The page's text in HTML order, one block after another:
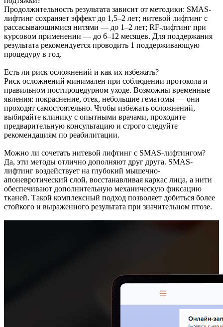
Продолжительность результата зависит от методики: SMAS-
лифтинг сохраняет эффект до 1,5–2 лет; нитевой лифтинг с
рассасывающимися нитями — до 1–2 лет; RF-лифтинг при
курсовом применении — до 6–12 месяцев. Для поддержания
результата рекомендуется проводить 1 поддерживающую
процедуру в год.
Есть ли риск осложнений и как их избежать?
Риск осложнений минимален при соблюдении протокола и
правильном постпроцедурном уходе. Возможны временные
явления: покраснение, отек, небольшие гематомы — они
проходят самостоятельно. Чтобы избежать осложнений,
выбирайте клинику с опытными врачами, проходите
предварительную консультацию и строго следуйте
рекомендациям по реабилитации.
Можно ли сочетать нитевой лифтинг с SMAS-лифтингом?
Да, эти методы отлично дополняют друг друга. SMAS-
лифтинг воздействует на глубокий мышечно-
апоневротический слой, восстанавливая каркас лица, а нити
обеспечивают дополнительную механическую фиксацию
тканей. Такой комплексный подход позволяет добиться более
стойкого и выраженного результата при значительном птозе.